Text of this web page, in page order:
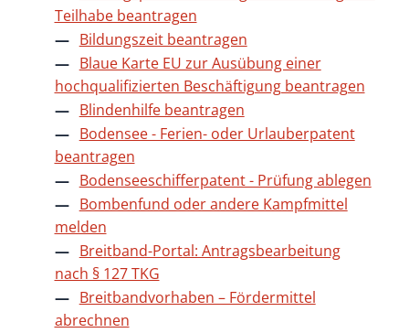
Teilhabe beantragen
Bildungszeit beantragen
Blaue Karte EU zur Ausübung einer
hochqualifizierten Beschäftigung beantragen
Blindenhilfe beantragen
Bodensee - Ferien- oder Urlauberpatent
beantragen
Bodenseeschifferpatent - Prüfung ablegen
Bombenfund oder andere Kampfmittel
melden
Breitband-Portal: Antragsbearbeitung
nach § 127 TKG
Breitbandvorhaben – Fördermittel
abrechnen